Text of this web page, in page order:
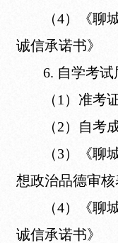
（4）《聊
诚信承诺书》
6. 自学考
（1）准考
（2）自考
（3）《聊
想政治品德审核
（4）《聊
诚信承诺书》